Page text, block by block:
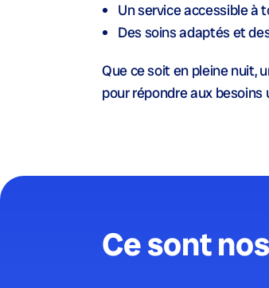
Un service accessible à
Des soins adaptés et
Que ce soit en pleine nuit,
pour répondre aux
Ce sont